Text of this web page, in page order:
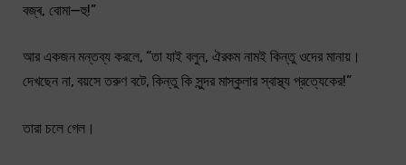
বজ্ৰ, বোমা—হু!”
আর একজন মন্তব্য করলে, “তা যাই বলুন, ঐরকম নামই কিন্তু ওদের মানায়।
দেখছেন না, বয়সে তরুণ বটে, কিন্তু কি সুন্দর মাস্কুলার স্বাস্থ্য প্রত্যেকের!”
তারা চলে গেল।